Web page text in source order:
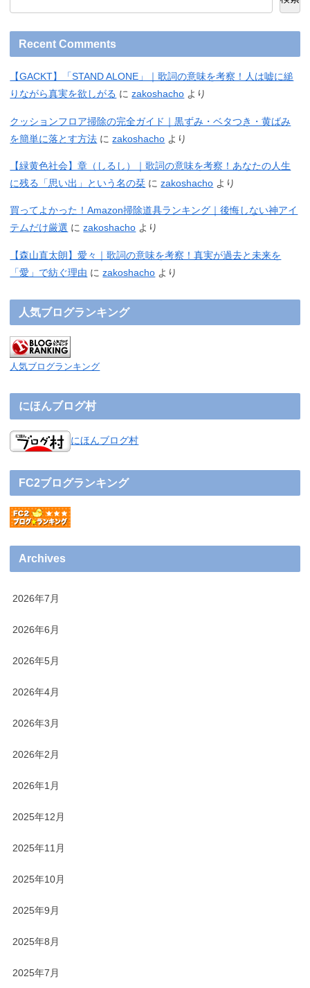
Recent Comments
【GACKT】「STAND ALONE」｜歌詞の意味を考察！人は嘘に縋
りながら真実を欲しがる にzakoshacho より
クッションフロア掃除の完全ガイド｜黒ずみ・ベタつき・黄ばみ
を簡単に落とす方法 にzakoshacho より
【緑黄色社会】章（しるし）｜歌詞の意味を考察！あなたの人生
に残る「思い出」という名の栞 にzakoshacho より
買ってよかった！Amazon掃除道具ランキング｜後悔しない神アイ
テムだけ厳選 にzakoshacho より
【森山直太朗】愛々｜歌詞の意味を考察！真実が過去と未来を
「愛」で紡ぐ理由 にzakoshacho より
人気ブログランキング
人気ブログランキング
にほんブログ村
にほんブログ村
FC2ブログランキング
Archives
2026年7月
2026年6月
2026年5月
2026年4月
2026年3月
2026年2月
2026年1月
2025年12月
2025年11月
2025年10月
2025年9月
2025年8月
2025年7月